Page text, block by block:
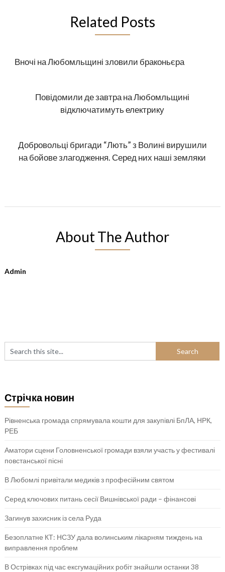
Related Posts
Вночі на Любомльщині зловили браконьєра
Повідомили де завтра на Любомльщині
відключатимуть електрику
Добровольці бригади “Лють” з Волині вирушили
на бойове злагодження. Серед них наші земляки
About The Author
Admin
Стрічка новин
Рівненська громада спрямувала кошти для закупівлі БпЛА, НРК,
РЕБ
Аматори сцени Головненської громади взяли участь у фестивалі
повстанської пісні
В Любомлі привітали медиків з професійним святом
Серед ключових питань сесії Вишнівської ради – фінансові
Загинув захисник із села Руда
Безоплатне КТ: НСЗУ дала волинським лікарням тиждень на
виправлення проблем
В Острівках під час ексгумаційних робіт знайшли останки 38